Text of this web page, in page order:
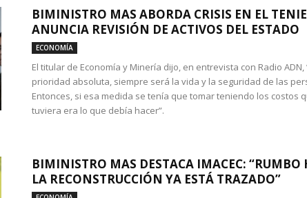
BIMINISTRO MAS ABORDA CRISIS EN EL
ANUNCIA REVISIÓN DE ACTIVOS DEL ESTADO
ECONOMÍA
El titular de Economía y Minería dijo, en entrevista con Radio ADN,
prioridad absoluta, siempre será la vida y la seguridad de las
Entonces, si esa medida se tenía que tomar teniendo los costos
tuviera era lo que debía hacer”.
BIMINISTRO MAS DESTACA IMACEC: “RUMBO
LA RECONSTRUCCIÓN YA ESTÁ TRAZADO”